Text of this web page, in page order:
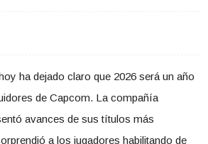
ha dejado claro que 2026 será un año
de Capcom. La compañía
avances de sus títulos más
a los jugadores habilitando de